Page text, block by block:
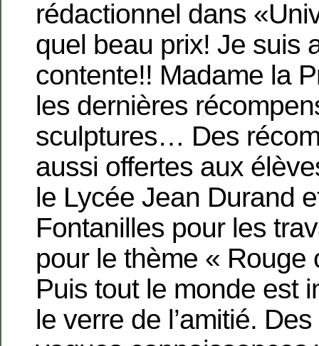
rédactionnel dans
quel beau prix! Je suis
contente!! Madame la
les dernières
sculptures… Des
aussi offertes aux
le Lycée Jean Durand
Fontanilles pour les
pour le thème «
Puis tout le monde est
le verre de l’amitié.